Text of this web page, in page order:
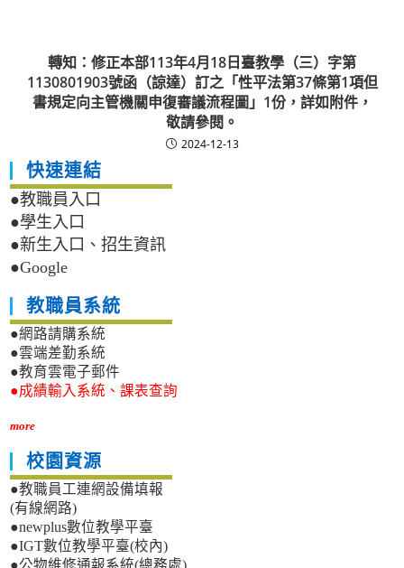
轉知：修正本部113年4月18日臺教學（三）字第
1130801903號函（諒達）訂之「性平法第37條第1項但
書規定向主管機關申復審議流程圖」1份，詳如附件，
敬請參閱。
2024-12-13
快速連結
●教職員入口
●學生入口
●新生入口、招生資訊
●Google
教職員系統
●網路請購系統
●雲端差勤系統
●教育雲電子郵件
●成績輸入系統、課表查詢
more
校園資源
●教職員工連網設備填報
(有線網路)
●newplus數位教學平臺
●IGT數位教學平臺(校內)
●公物維修通報系統(總務處)